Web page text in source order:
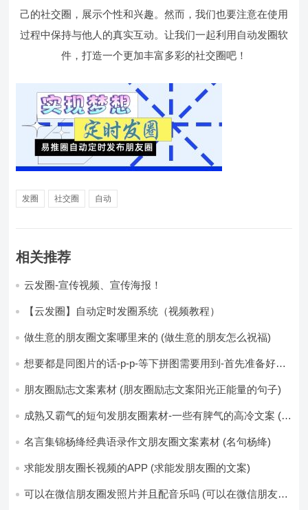
己的社交圈，展示个性和兴趣。然而，我们也要注意在使用
过程中保持与他人的真实互动。让我们一起利用自动发圈软
件，打造一个更加丰富多彩的社交圈吧！
发圈 社交圈 自动
相关推荐
云发圈-宣传视频、宣传海报！
【云发圈】自动定时发圈系统（视频教程）
做生意的朋友圈文案哪里来的 (做生意的朋友怎么祝福)
想要都是同图片的话-p-p-等下拼图需要用到-首先准备好最
片-如果想要图片都不同得话-1-p-可以准备好45张的不同图
朋友圈励志文案素材 (朋友圈励志文案阳光正能量的句子)
成熟又霸气的短句发朋友圈素材-一些有脾气的高冷文案 (成
名言集锦杨绛经典语录作文朋友圈文案素材 (名句杨绛)
求能发朋友圈长视频的APP (求能发朋友圈的文案)
可以在微信朋友圈发照片并且配音乐吗 (可以在微信朋友圈